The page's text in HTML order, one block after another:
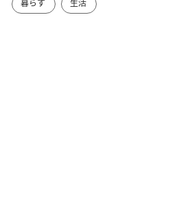
暮らす 生活